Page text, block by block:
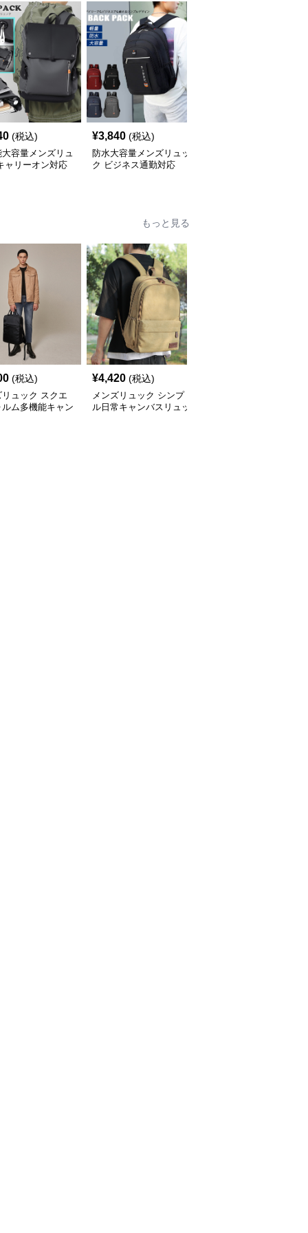
(税込)
大容量メンズリュ
ャリーオン対応
¥3,840 (税込)
防水大容量メンズリュッ
ク ビジネス通勤対応
もっと見る
(税込)
リュック スクエ
ルム多機能キャン
¥4,420 (税込)
メンズリュック シンプ
ル日常キャンバスリュッ